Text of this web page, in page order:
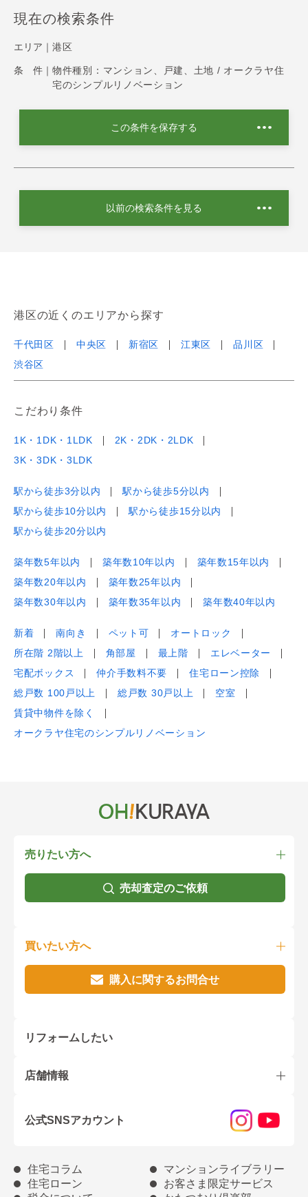
現在の検索条件
エリア｜ 港区
条 件｜ 物件種別：マンション、戸建、土地 / オークラヤ住
宅のシンプルリノベーション
この条件を保存する
以前の検索条件を見る
港区の近くのエリアから探す
千代田区 中央区 新宿区 江東区
品川区
渋谷区
こだわり条件
1K・1DK・1LDK
2K・2DK・2LDK
3K・3DK・3LDK
駅から徒歩3分以内
駅から徒歩5分以内
駅から徒歩10分以内
駅から徒歩15分以内
駅から徒歩20分以内
築年数5年以内 築年数10年以内
築年数15年以内
築年数20年以内
築年数25年以内
築年数30年以内
築年数35年以内 築年数40年以内
新着 南向き ペット可
オートロック
所在階 2階以上
角部屋 最上階
エレベーター
宅配ボックス
仲介手数料不要
住宅ローン控除
総戸数 100戸以上
総戸数 30戸以上
空室
賃貸中物件を除く
オークラヤ住宅のシンプルリノベーション
売りたい方へ
売却査定のご依頼
買いたい方へ
購入に関するお問合せ
リフォームしたい
店舗情報
公式SNSアカウント
住宅コラム
マンションライブラリー
住宅ローン
お客さま限定サービス